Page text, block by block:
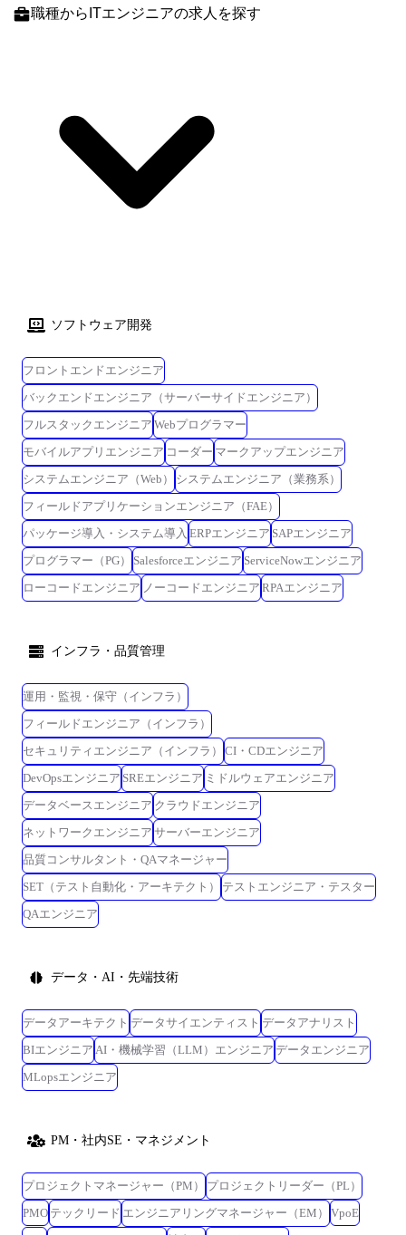
職種からITエンジニアの求人を探す
ソフトウェア開発
フロントエンドエンジニア
バックエンドエンジニア（サーバーサイドエンジニア）
フルスタックエンジニア Webプログラマー
モバイルアプリエンジニア コーダー マークアップエンジニア
システムエンジニア（Web）
システムエンジニア（業務系）
フィールドアプリケーションエンジニア（FAE）
パッケージ導入・システム導入 ERPエンジニア SAPエンジニア
プログラマー（PG）
Salesforceエンジニア ServiceNowエンジニア
ローコードエンジニア ノーコードエンジニア RPAエンジニア
インフラ・品質管理
運用・監視・保守（インフラ）
フィールドエンジニア（インフラ）
セキュリティエンジニア（インフラ）
CI・CDエンジニア
DevOpsエンジニア SREエンジニア ミドルウェアエンジニア
データベースエンジニア クラウドエンジニア
ネットワークエンジニア サーバーエンジニア
品質コンサルタント・QAマネージャー
SET（テスト自動化・アーキテクト）
テストエンジニア・テスター
QAエンジニア
データ・AI・先端技術
データアーキテクト データサイエンティスト データアナリスト
BIエンジニア AI・機械学習（LLM）エンジニア データエンジニア
MLopsエンジニア
PM・社内SE・マネジメント
プロジェクトマネージャー（PM）
プロジェクトリーダー（PL）
PMO テックリード エンジニアリングマネージャー（EM）
VpoE